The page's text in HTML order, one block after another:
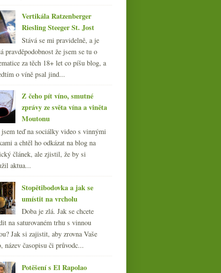
Vertikála Ratzenberger
Riesling Steeger St. Jost
Stává se mi pravidelně, a je
pravděpodobnost že jsem se tu o
za těch 18+ let co píšu blog, a
o víně psal jind...
Z čeho pít víno, smutné
zprávy ze světa vína a viněta
Moutonu
teď na sociálky video s vinnými
a chtěl ho odkázat na blog na
článek, ale zjistil, že by si
aktua...
Stopětibodovka a jak se
umístit na vrcholu
Doba je zlá. Jak se chcete
na saturovaném trhu s vinnou
Jak si zajistit, aby zrovna Vaše
název časopisu či průvodc...
Potěšení s El Rapolao